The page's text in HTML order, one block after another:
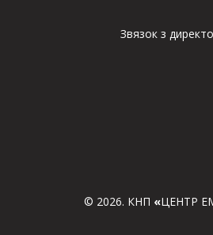
Звязок з
© 2026. КНП «ЦЕНТР